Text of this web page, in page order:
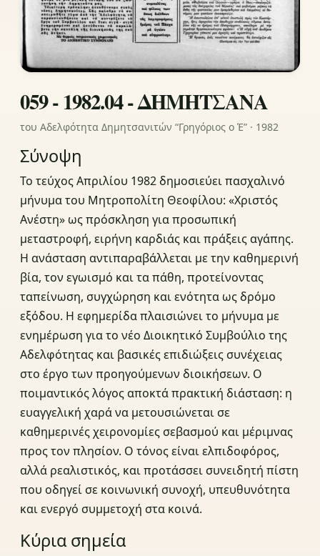
059 - 1982.04 - ΔΗΜΗΤΣΑΝΑ
του Αδελφότητα Δημητσανιτών “Γρηγόριος ο Έ” · 1982
Σύνοψη
Το τεύχος Απριλίου 1982 δημοσιεύει πασχαλινό
μήνυμα του Μητροπολίτη Θεοφίλου: «Χριστός
Ανέστη» ως πρόσκληση για προσωπική
μεταστροφή, ειρήνη καρδιάς και πράξεις αγάπης.
Η ανάσταση αντιπαραβάλλεται με την καθημερινή
βία, τον εγωισμό και τα πάθη, προτείνοντας
ταπείνωση, συγχώρηση και ενότητα ως δρόμο
εξόδου. Η εφημερίδα πλαισιώνει το μήνυμα με
ενημέρωση για το νέο Διοικητικό Συμβούλιο της
Αδελφότητας και βασικές επιδιώξεις συνέχειας
στο έργο των προηγούμενων διοικήσεων. Ο
ποιμαντικός λόγος αποκτά πρακτική διάσταση: η
ευαγγελική χαρά να μετουσιώνεται σε
καθημερινές χειρονομίες σεβασμού και μέριμνας
προς τον πλησίον. Ο τόνος είναι ελπιδοφόρος,
αλλά ρεαλιστικός, και προτάσσει συνειδητή πίστη
που οδηγεί σε κοινωνική συνοχή, υπευθυνότητα
και ενεργό συμμετοχή στα κοινά.
Κύρια σημεία